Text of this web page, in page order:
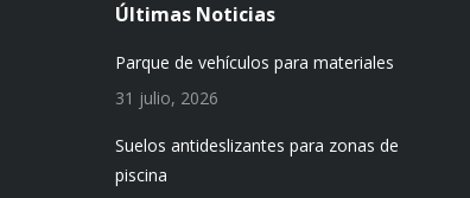
Últimas Noticias
Parque de vehículos para materiales
31 julio, 2026
Suelos antideslizantes para zonas de
piscina